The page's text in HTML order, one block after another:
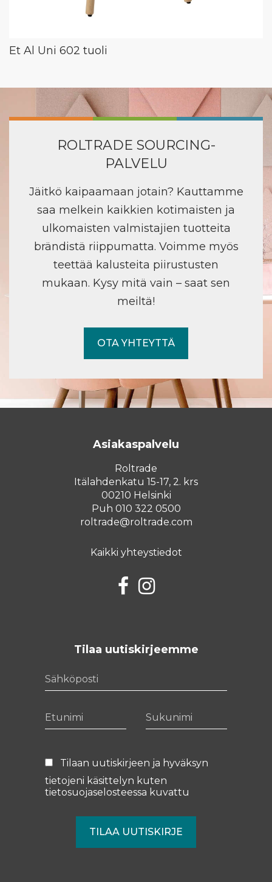
Et Al Uni 602 tuoli
ROLTRADE SOURCING-
PALVELU
Jäitkö kaipaamaan jotain? Kauttamme
saa melkein kaikkien kotimaisten ja
ulkomaisten valmistajien tuotteita
brändistä riippumatta. Voimme myös
teettää kalusteita piirustusten
mukaan. Kysy mitä vain – saat sen
meiltä!
OTA YHTEYTTÄ
Asiakaspalvelu
Roltrade
Itälahdenkatu 15-17, 2. krs
00210 Helsinki
Puh 010 322 0500
roltrade@roltrade.com
Kaikki yhteystiedot
FacebookInstagram
Tilaa uutiskirjeemme
Tilaan uutiskirjeen ja hyväksyn
tietojeni käsittelyn kuten
tietosuojaselosteessa kuvattu